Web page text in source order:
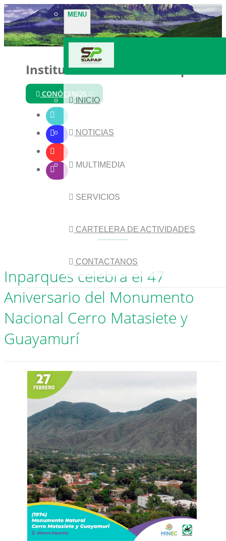
MENU
INICIO
NOTICIAS
MULTIMEDIA
SERVICIOS
CARTELERA DE ACTIVIDADES
CONTACTANOS
Instituto Nacional de Parques
CONÓCENOS
Inparques celebra el 47
Aniversario del Monumento
Nacional Cerro Matasiete y
Guayamurí